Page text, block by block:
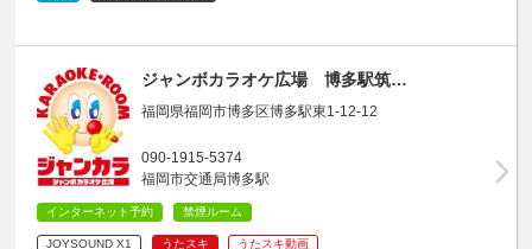
ジャンボカラオケ広場 博多駅筑…
福岡県福岡市博多区博多駅東1-12-12
090-1915-5374
福岡市交通局博多駅
インターネット予約 禁煙ルーム
JOYSOUND X1 うたスキ
うたスキ動画